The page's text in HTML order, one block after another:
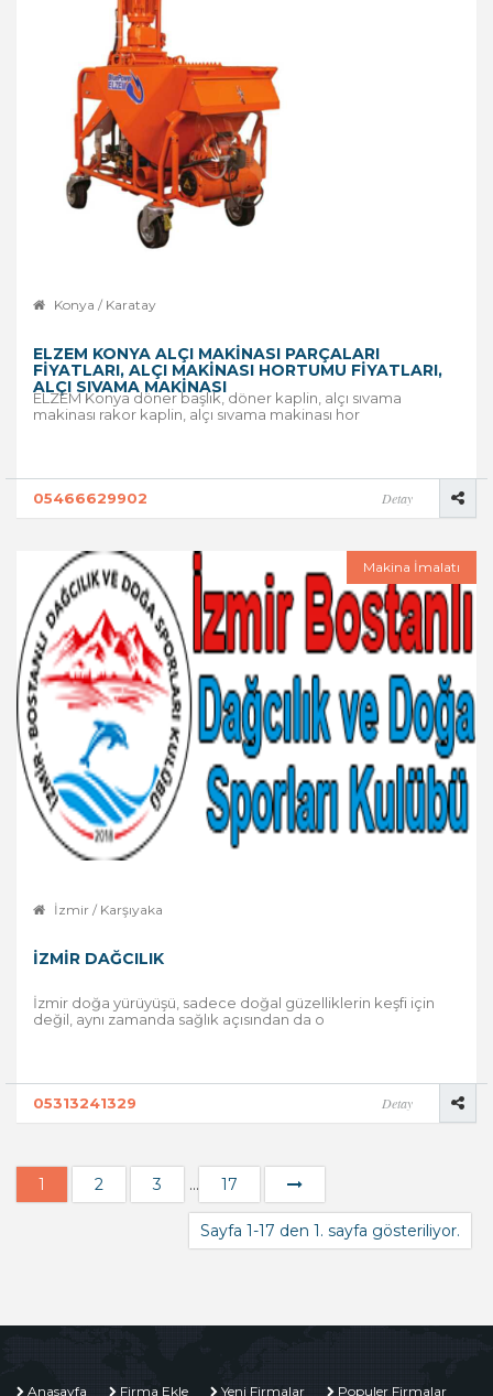
Konya / Karatay
ELZEM KONYA ALÇI MAKINASI PARÇALARI
FIYATLARI, ALÇI MAKINASI HORTUMU FIYATLARI,
ALÇI SIVAMA MAKINASI
ELZEM Konya döner başlık, döner kaplin, alçı sıvama
makinası rakor kaplin, alçı sıvama makinası hor
05466629902 Detay
Makina İmalatı
İzmir / Karşıyaka
İZMIR DAĞCILIK
İzmir doğa yürüyüşü, sadece doğal güzelliklerin keşfi için
değil, aynı zamanda sağlık açısından da o
05313241329 Detay
1 2 3 ... 17
Sayfa 1-17 den 1. sayfa gösteriliyor.
Anasayfa Firma Ekle Yeni Firmalar Populer Firmalar